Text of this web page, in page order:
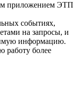
приложением ЭТП
событиях,
на запросы, и
информацию.
работу более